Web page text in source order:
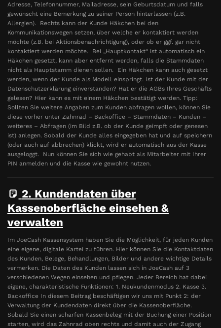
Adresse, Telefonnummer, Mailadresse, sein Geburtsdatum und falls
gewünscht eine Bemerkung zu seiner Person hinterlassen (z.B.
Allergien). Rechts kann der Kunde Häkchen bei den
Kommunikationswegen setzen, über welche er kontaktiert werden
möchte (z.B. bei Aktionsbenachrichtigung), oder ob er ggf. gar nicht
kontaktiert werden möchte. Bei „Hauptkontakt“ ist automatisch ein
Häkchen gesetzt, kann aber entfernt werden, falls die Stammdaten
nicht als Hauptstamm dienen sollen. Ein Häkchen kann auch gesetzt
werden, wenn der Kunde als Modell einspringt. Ist der Kunde mit der
Datenschutzerklärung einverstanden? Hat er die AGBs Ihres Geschäfts
gelesen? Hier kann es mit einem Häkchen bestätigt werden. Tipp:
Sollten Sie weitere Angaben zum Kunden abfragen wollen, können Sie
diese vorher unter Zahnrad – Backoffice – Stammdaten – Kunden –
weiteres – Abfragen (im Bild z.B. ob der Kunde geimpft oder genesen
ist) anlegen. Sobald der Kunde alles eingegeben hat und auf speichern
(oder auch auf abbrechen) klickt, wird er automatisch aus der Kasse
ausgeloggt. Nun können Sie sich wie gehabt als Mitarbeiter mit Ihrer
PIN anmelden und die Kasse wie gewohnt nutzen.
2. Kundendaten über
Kassenoberfläche einsehen &
verwalten
Im JoeCash Kassensystem haben Sie die Möglichkeit, für jeden Kunden
eine eigene, digitale Kartei zu führen. Hier können Sie die Kontaktdaten
des Kunden, Belege, Behandlungen, Bilder und andere wichtige Details
vermerken. Die Daten des Kunden lassen sich in JoeCash auf 3
verschiedenen Wegen einsehen und pflegen. Jeder Bereich hat dabei
eigene, charakteristische Funktionen: 1. Neukundenmodus 2. Kasse 3.
Backoffice In diesem Beitrag beschäftigen wir uns mit Punkt 2: der
Verwaltung der Kundendaten direkt über die Kassenoberfläche.
Sobald Sie einen scharfen Kassenbeleg mit der Buchung einer Position
starten, wird das Zahnrad oben rechts und damit auch der Zugang